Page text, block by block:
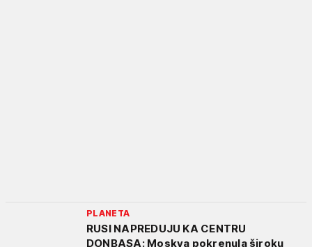
PLANETA
RUSI NAPREDUJU KA CENTRU
DONBASA: Moskva pokrenula široku